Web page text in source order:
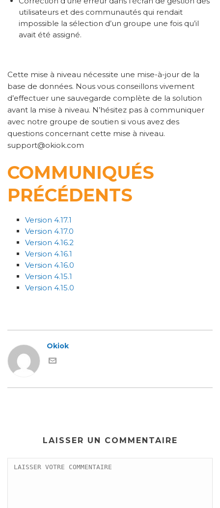
utilisateurs et des communautés qui rendait
impossible la sélection d’un groupe une fois qu’il
avait été assigné.
Cette mise à niveau nécessite une mise-à-jour de la
base de données. Nous vous conseillons vivement
d’effectuer une sauvegarde complète de la solution
avant la mise à niveau. N’hésitez pas à communiquer
avec notre groupe de soutien si vous avez des
questions concernant cette mise à niveau.
support@okiok.com
COMMUNIQUÉS
PRÉCÉDENTS
Version 4.17.1
Version 4.17.0
Version 4.16.2
Version 4.16.1
Version 4.16.0
Version 4.15.1
Version 4.15.0
Okiok
LAISSER UN COMMENTAIRE